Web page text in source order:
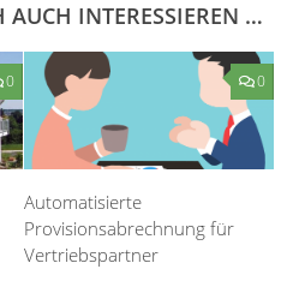
AUCH INTERESSIEREN …
0 0
Automatisierte
Provisionsabrechnung für
Vertriebspartner